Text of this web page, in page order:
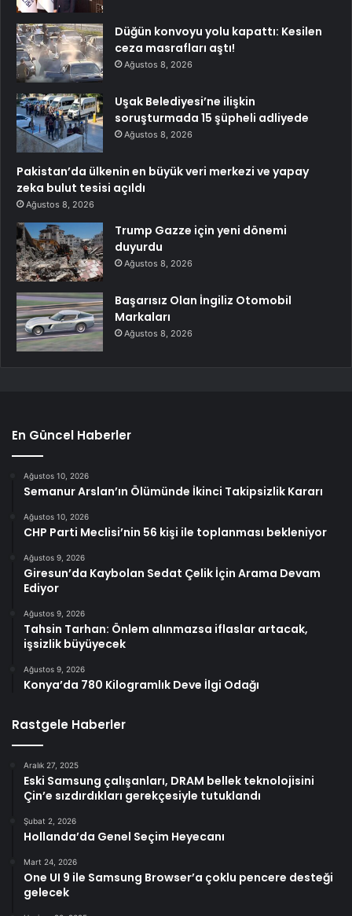
Düğün konvoyu yolu kapattı: Kesilen
ceza masrafları aştı!
Ağustos 8, 2026
Uşak Belediyesi’ne ilişkin
soruşturmada 15 şüpheli adliyede
Ağustos 8, 2026
Pakistan’da ülkenin en büyük veri merkezi ve yapay
zeka bulut tesisi açıldı
Ağustos 8, 2026
Trump Gazze için yeni dönemi
duyurdu
Ağustos 8, 2026
Başarısız Olan İngiliz Otomobil
Markaları
Ağustos 8, 2026
En Güncel Haberler
Ağustos 10, 2026
Semanur Arslan’ın Ölümünde İkinci Takipsizlik Kararı
Ağustos 10, 2026
CHP Parti Meclisi’nin 56 kişi ile toplanması bekleniyor
Ağustos 9, 2026
Giresun’da Kaybolan Sedat Çelik İçin Arama Devam
Ediyor
Ağustos 9, 2026
Tahsin Tarhan: Önlem alınmazsa iflaslar artacak,
işsizlik büyüyecek
Ağustos 9, 2026
Konya’da 780 Kilogramlık Deve İlgi Odağı
Rastgele Haberler
Aralık 27, 2025
Eski Samsung çalışanları, DRAM bellek teknolojisini
Çin’e sızdırdıkları gerekçesiyle tutuklandı
Şubat 2, 2026
Hollanda’da Genel Seçim Heyecanı
Mart 24, 2026
One UI 9 ile Samsung Browser’a çoklu pencere desteği
gelecek